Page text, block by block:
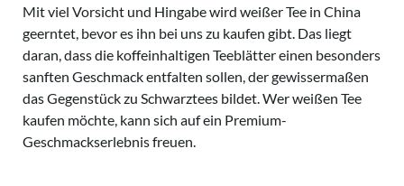
Mit viel Vorsicht und Hingabe wird weißer Tee in China
geerntet, bevor es ihn bei uns zu kaufen gibt. Das liegt
daran, dass die koffeinhaltigen Teeblätter einen besonders
sanften Geschmack entfalten sollen, der gewissermaßen
das Gegenstück zu Schwarztees bildet. Wer weißen Tee
kaufen möchte, kann sich auf ein Premium-
Geschmackserlebnis freuen.